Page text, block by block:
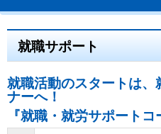
就職サポート
就職活動のスタートは
ナーへ！
『就職・就労サポートコ